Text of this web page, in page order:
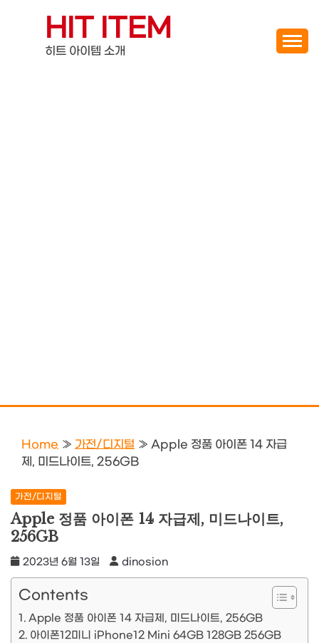
contentHIT ITEM
히트 아이템 소개
Home » 가전/디지털 » Apple 정품 아이폰 14 자급
제, 미드나이트, 256GB
가전/디지털
Apple 정품 아이폰 14 자급제, 미드나이트,
256GB
2023년 6월 13일 dinosion
Contents
Apple 정품 아이폰 14 자급제, 미드나이트, 256GB
아이폰12미니 iPhone12 Mini 64GB 128GB 256GB